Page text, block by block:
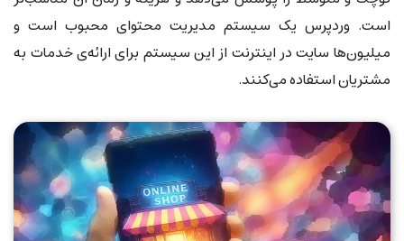
است. وردپرس یک سیستم مدیریت محتوای محبوب است و
میلیون‌ها سایت در اینترنت از این سیستم برای ارائه‌ی خدمات به
مشتریان استفاده می‌کنند.